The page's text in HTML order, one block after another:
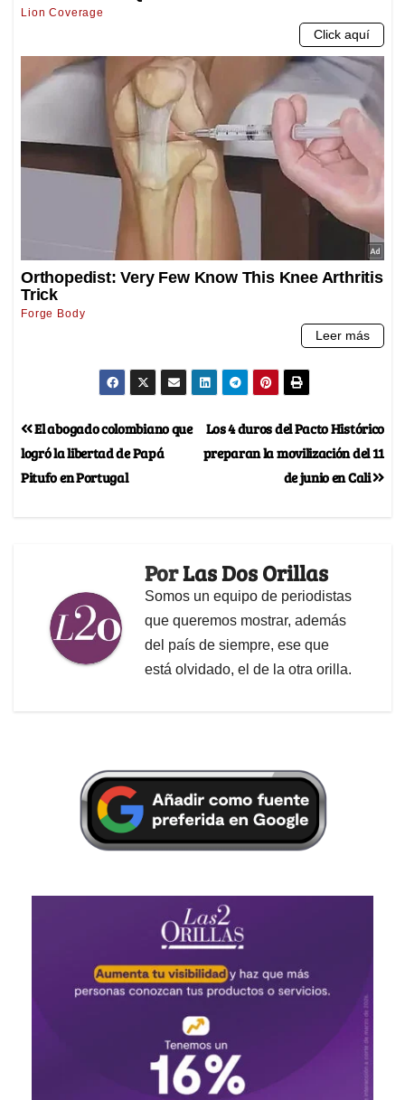
Los 4 duros del Pacto Histórico
preparan la movilización del 11
de junio en Cali
El abogado colombiano que
logró la libertad de Papá
Pitufo en Portugal
PorLas Dos Orillas
Somos un equipo de periodistas
que queremos mostrar, además
del país de siempre, ese que
está olvidado, el de la otra orilla.